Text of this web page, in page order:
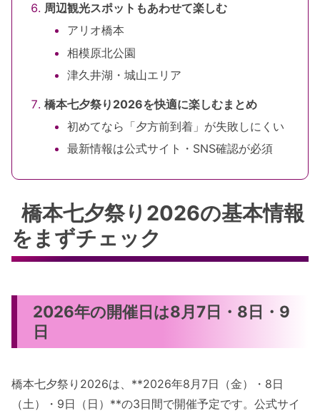
周辺観光スポットもあわせて楽しむ
アリオ橋本
相模原北公園
津久井湖・城山エリア
橋本七夕祭り2026を快適に楽しむまとめ
初めてなら「夕方前到着」が失敗しにくい
最新情報は公式サイト・SNS確認が必須
橋本七夕祭り2026の基本情報
をまずチェック
2026年の開催日は8月7日・8日・9
日
橋本七夕祭り2026は、**2026年8月7日（金）・8日
（土）・9日（日）**の3日間で開催予定です。公式サイ